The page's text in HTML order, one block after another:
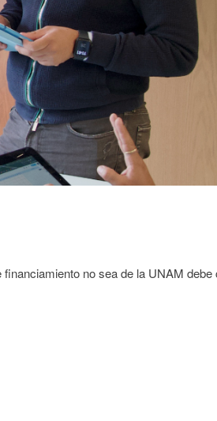
no sea de la UNAM debe